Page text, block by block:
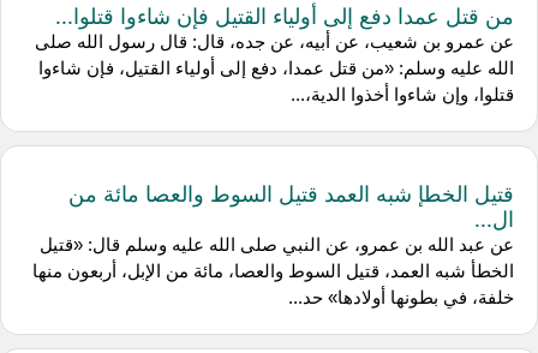
من قتل عمدا دفع إلى أولياء القتيل فإن شاءوا قتلوا...
عن عمرو بن شعيب، عن أبيه، عن جده، قال: قال رسول الله صلى
الله عليه وسلم: «من قتل عمدا، دفع إلى أولياء القتيل، فإن شاءوا
قتلوا، وإن شاءوا أخذوا الدية،...
قتيل الخطإ شبه العمد قتيل السوط والعصا مائة من
ال...
عن عبد الله بن عمرو، عن النبي صلى الله عليه وسلم قال: «قتيل
الخطأ شبه العمد، قتيل السوط والعصا، مائة من الإبل، أربعون منها
خلفة، في بطونها أولادها» حد...